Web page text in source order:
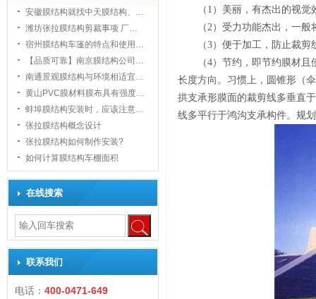
安徽膜结构就找中天膜结构、…
潍坊张拉膜结构剪裁事项 厂…
宿州膜结构车篷的特点和使用…
【品质可靠】南京膜结构公司…
南通景观膜结构与环境相适宜…
黄山PVC膜材料膜布具有强度…
蚌埠膜结构安装时，应该注意…
张拉膜结构概念设计
张拉膜结构如何制作安装?
如何计算膜结构车棚面积
在线搜索
联系我们
电话： 400-0471-649
（1）美丽，有杰出的视觉
（2）受力功能杰出，一
（3）便于加工，防止裁
（4）节约，即节约膜材
长度方向。习惯上，圆锥形（
拱支承形膜面的裁剪线多垂直
线多平行于鸿沟支承构件。规